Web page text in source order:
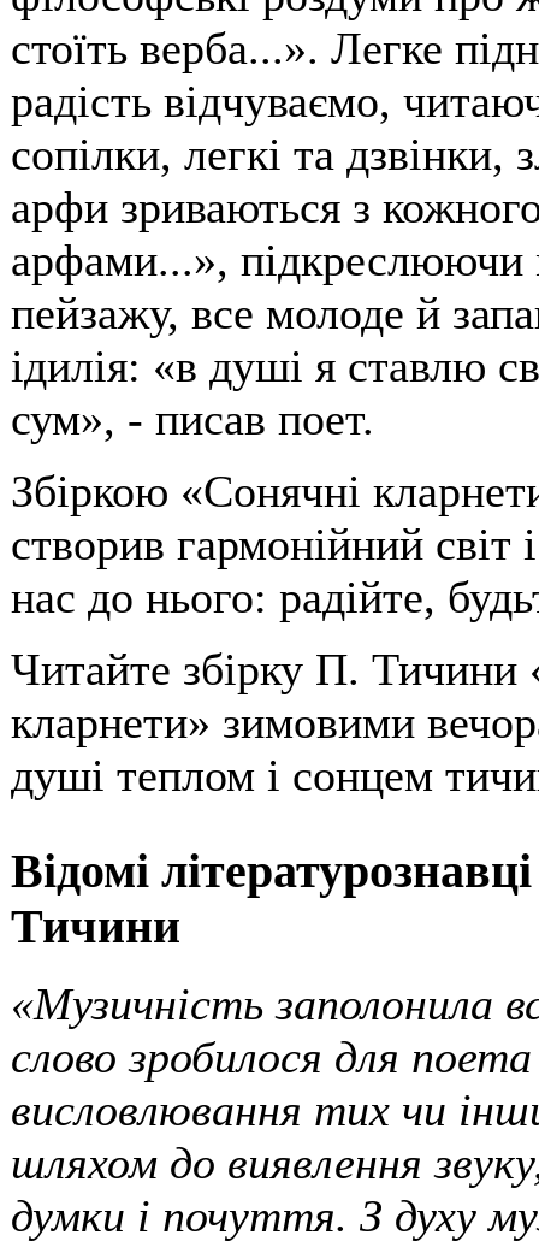
стоїть верба...». Легке
радість відчуваємо,
сопілки, легкі та
арфи зриваються з
арфами...», підкреслюючи
пейзажу, все молоде й
ідилія: «в душі я ставлю
сум», - писав поет.
Збіркою «Сонячні
створив гармонійний світ
нас до нього: радійте,
Читайте збірку П. Тичини
кларнети» зимовими
душі теплом і сонцем
Відомі
Тичини
«Музичність заполонила
слово зробилося для
висловлювання тих чи
шляхом до виявлення
думки і почуття. З духу